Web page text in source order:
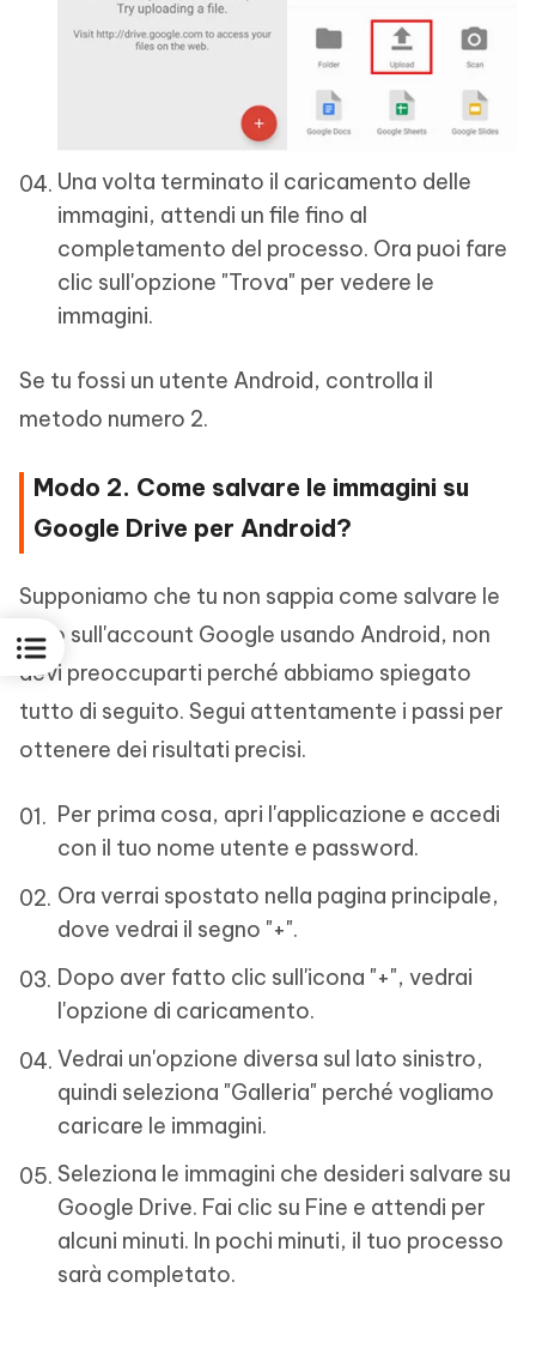
Una volta terminato il caricamento delle
immagini, attendi un file fino al
completamento del processo. Ora puoi fare
clic sull'opzione "Trova" per vedere le
immagini.
Se tu fossi un utente Android, controlla il
metodo numero 2.
Modo 2. Come salvare le immagini su
Google Drive per Android?
Supponiamo che tu non sappia come salvare le
foto sull'account Google usando Android, non
devi preoccuparti perché abbiamo spiegato
tutto di seguito. Segui attentamente i passi per
ottenere dei risultati precisi.
Per prima cosa, apri l'applicazione e accedi
con il tuo nome utente e password.
Ora verrai spostato nella pagina principale,
dove vedrai il segno "+".
Dopo aver fatto clic sull'icona "+", vedrai
l'opzione di caricamento.
Vedrai un'opzione diversa sul lato sinistro,
quindi seleziona "Galleria" perché vogliamo
caricare le immagini.
Seleziona le immagini che desideri salvare su
Google Drive. Fai clic su Fine e attendi per
alcuni minuti. In pochi minuti, il tuo processo
sarà completato.